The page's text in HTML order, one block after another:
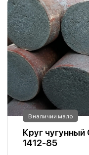
В наличии мало
Круг
1412-85